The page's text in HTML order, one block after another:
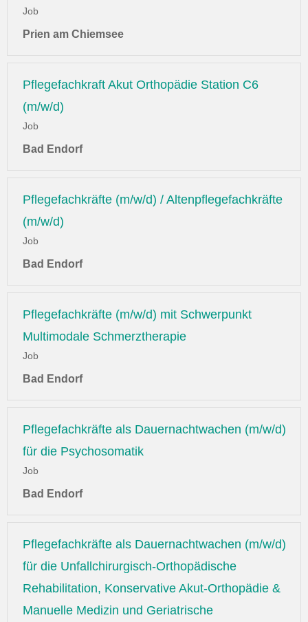
Job
Prien am Chiemsee
Pflegefachkraft Akut Orthopädie Station C6
(m/w/d)
Job
Bad Endorf
Pflegefachkräfte (m/w/d) / Altenpflegefachkräfte
(m/w/d)
Job
Bad Endorf
Pflegefachkräfte (m/w/d) mit Schwerpunkt
Multimodale Schmerztherapie
Job
Bad Endorf
Pflegefachkräfte als Dauernachtwachen (m/w/d)
für die Psychosomatik
Job
Bad Endorf
Pflegefachkräfte als Dauernachtwachen (m/w/d)
für die Unfallchirurgisch-Orthopädische
Rehabilitation, Konservative Akut-Orthopädie &
Manuelle Medizin und Geriatrische